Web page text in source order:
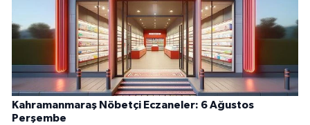
Kahramanmaraş Nöbetçi Eczaneler: 6 Ağustos
Perşembe